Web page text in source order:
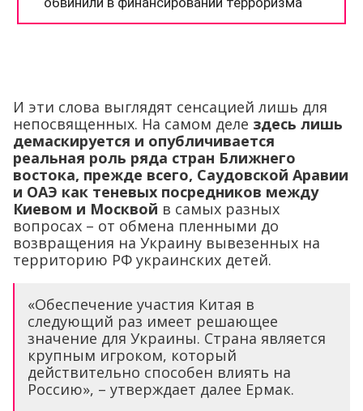
И эти слова выглядят сенсацией лишь для
непосвященных. На самом деле здесь лишь
демаскируется и опубличивается
реальная роль ряда стран Ближнего
востока, прежде всего, Саудовской Аравии
и ОАЭ как теневых посредников между
Киевом и Москвой в самых разных
вопросах – от обмена пленными до
возвращения на Украину вывезенных на
территорию РФ украинских детей.
«Обеспечение участия Китая в
следующий раз имеет решающее
значение для Украины. Страна является
крупным игроком, который
действительно способен влиять на
Россию», – утверждает далее Ермак.